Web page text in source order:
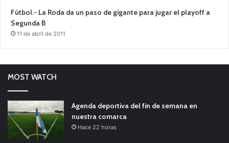
Fútbol.- La Roda da un paso de gigante para jugar el playoff a
Segunda B
11 de abril de 2011
MOST WATCH
Agenda deportiva del fin de semana en
nuestra comarca
Hace 22 horas